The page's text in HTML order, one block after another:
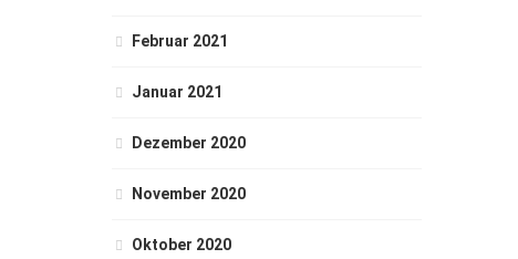
Februar 2021
Januar 2021
Dezember 2020
November 2020
Oktober 2020